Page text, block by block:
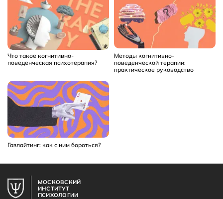
Что такое когнитивно-
поведенческая психотерапия?
Методы когнитивно-
поведенческой терапии:
практическое руководство
Газлайтинг: как с ним бороться?
МОСКОВСКИЙ
ИНСТИТУТ
ПСИХОЛОГИИ